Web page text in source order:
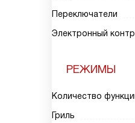
Переключатели
Электронный
РЕЖИМЫ
Количество
Гриль